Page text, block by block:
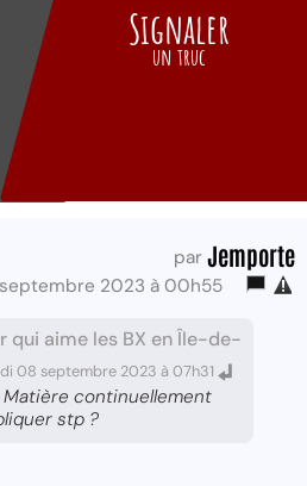
Signaler
un truc
par Jemporte
2023 à 00h55
qui aime les BX en Île-de-
08 septembre 2023 à 07h31
Matière continuellement
stp ?